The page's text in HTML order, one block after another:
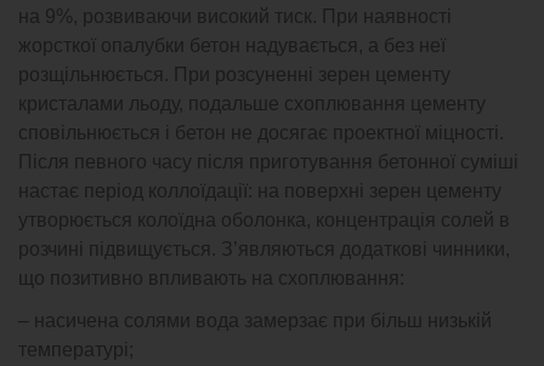
на 9%, розвиваючи високий тиск. При наявності
жорсткої опалубки бетон надувається, а без неї
розщільнюється. При розсуненні зерен цементу
кристалами льоду, подальше схоплювання цементу
сповільнюється і бетон не досягає проектної міцності.
Після певного часу після приготування бетонної суміші
настає період коллоїдації: на поверхні зерен цементу
утворюється колоїдна оболонка, концентрація солей в
розчині підвищується. З’являються додаткові чинники,
що позитивно впливають на схоплювання:
– насичена солями вода замерзає при більш низькій
температурі;